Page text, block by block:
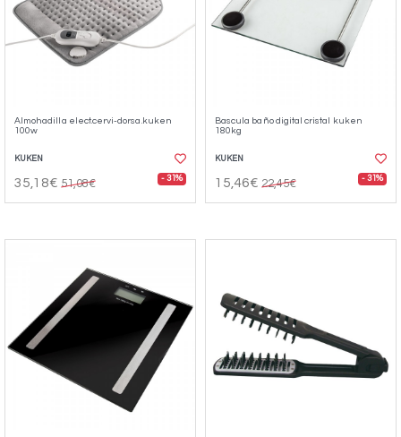
Almohadilla elect.cervi-dorsa.kuken
100w
KUKEN
35,18€ 51,08€ - 31%
Bascula baño digital cristal kuken
180kg
KUKEN
15,46€ 22,45€ - 31%